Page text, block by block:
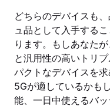
どちらのデバイスも
ュ品として入手する
ります。もしあなた
と汎用性の高いトリ
パクトなデバイスを
5Gが適しているかも
能、一日中使えるバ